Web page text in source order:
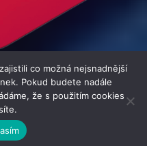
skupiny MediaConnect.cz |
Theme by
co možná nejsnadnější
Pokud budete nadále
že s použitím cookies